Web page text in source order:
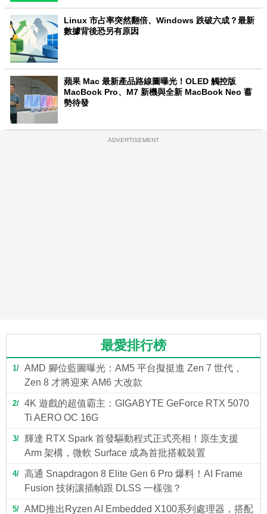
Linux 市占率突然翻倍、Windows 跌破六成？最新
數據背後恐另有原因
蘋果 Mac 最新產品路線圖曝光！OLED 觸控版
MacBook Pro、M7 新機與全新 MacBook Neo 蓄
勢待發
ADVERTISEMENT
最愛排行榜
1
AMD 腳位藍圖曝光：AM5 平台擬挺進 Zen 7 世代，
Zen 8 才將迎來 AM6 大改款
2
4K 遊戲的超值霸主：GIGABYTE GeForce RTX 5070
Ti AERO OC 16G
3
輝達 RTX Spark 首發驅動程式正式亮相！原生支援
Arm 架構，微軟 Surface 成為首批搭載裝置
4
高通 Snapdragon 8 Elite Gen 6 Pro 爆料！AI Frame
Fusion 技術讓插幀跟 DLSS 一樣強？
5 AMD推出Ryzen AI Embedded X100系列處理器，搭配